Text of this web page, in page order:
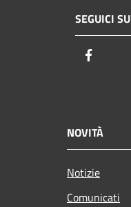
SEGUICI SU
NOVITÀ
Notizie
Comunicati